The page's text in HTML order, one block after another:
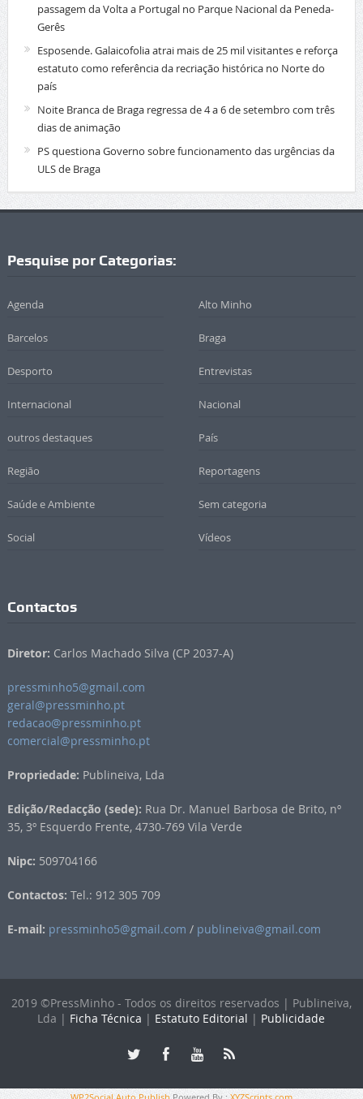
passagem da Volta a Portugal no Parque Nacional da Peneda-
Gerês
Esposende. Galaicofolia atrai mais de 25 mil visitantes e reforça
estatuto como referência da recriação histórica no Norte do
país
Noite Branca de Braga regressa de 4 a 6 de setembro com três
dias de animação
PS questiona Governo sobre funcionamento das urgências da
ULS de Braga
Pesquise por Categorias:
Agenda Alto Minho
Barcelos Braga
Desporto Entrevistas
Internacional Nacional
outros destaques País
Região Reportagens
Saúde e Ambiente Sem categoria
Social Vídeos
Contactos
Diretor: Carlos Machado Silva (CP 2037-A)
pressminho5@gmail.com
geral@pressminho.pt
redacao@pressminho.pt
comercial@pressminho.pt
Propriedade: Publineiva, Lda
Edição/Redacção (sede): Rua Dr. Manuel Barbosa de Brito, nº
35, 3º Esquerdo Frente, 4730-769 Vila Verde
Nipc: 509704166
Contactos: Tel.: 912 305 709
E-mail: pressminho5@gmail.com / publineiva@gmail.com
2019 ©PressMinho - Todos os direitos reservados | Publineiva,
Lda | Ficha Técnica | Estatuto Editorial | Publicidade